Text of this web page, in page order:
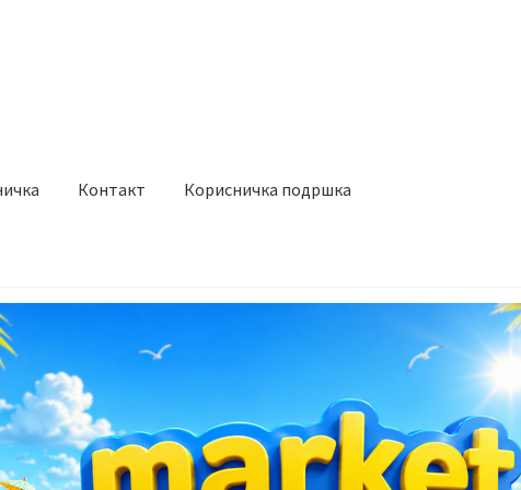
Контакт Корисничка подршка
на производ